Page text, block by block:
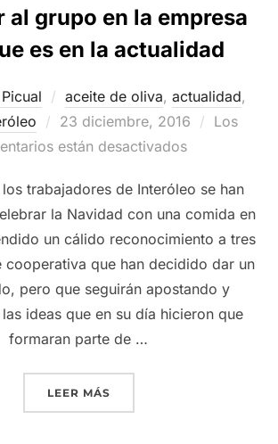
grupo en la empresa
es en la actualidad
aceite de oliva, actualidad,
Publicado
el
23 diciembre, 2016
Los
están desactivados
trabajadores de Interóleo se han
la Navidad con una comida en
un cálido reconocimiento a tres
cooperativa que han decidido dar un
pero que seguirán apostando y
ideas que en su día hicieron que
formaran parte de …
LEER MÁS«INTERÓLEO RECONOCE